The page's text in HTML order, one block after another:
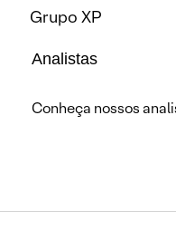
Grupo XP
Analistas
Conheça nossos